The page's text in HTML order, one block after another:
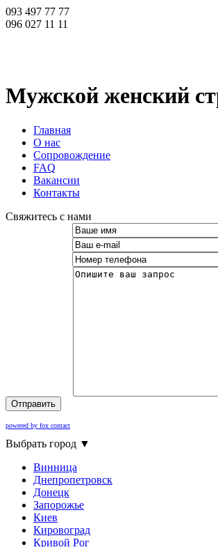
093 497 77 77
096 027 11 11
Мужской женский
Главная
О нас
Сопровождение
FAQ
Вакансии
Контакты
­Свяжитесь с нами
Отправить
powered by fox contact
Выбрать город ▼
Винница
Днепропетровск
Донецк
Запорожье
Киев
Кировоград
Кривой Рог